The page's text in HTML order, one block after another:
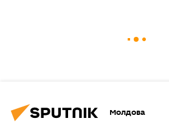
Молдова